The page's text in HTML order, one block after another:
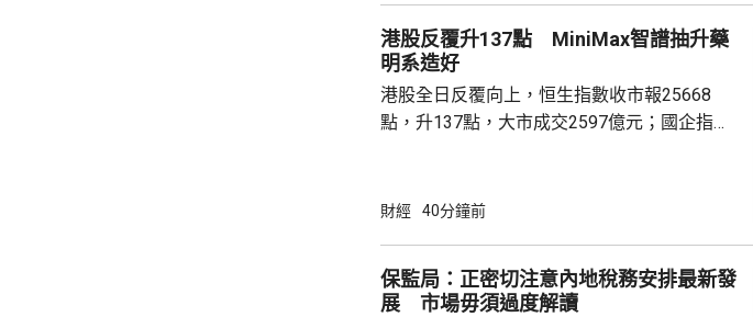
多項資金管理措施令股市波動，業主買家均轉
趨觀望，部分業主...
港股反覆升137點 MiniMax智譜抽升藥
明系造好
港股全日反覆向上，恒生指數收市報25668
點，升137點，大市成交2597億元；國企指數
股急升，MiniMax(00100.HK)升近1成，報
元。 其他AI相關股亦造好，兆易創新(0398...
財經 40分鐘前
保監局：正密切注意內地稅務安排最新發
展 市場毋須過度解讀